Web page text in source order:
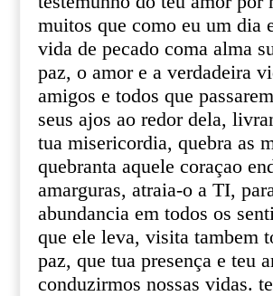
muitos que como eu um dia
vida de pecado coma alma
paz, o amor e a verdadeira
amigos e todos que
seus ajos ao redor dela,
tua misericordia, quebra as
quebranta aquele coraçao
amarguras, atraia-o a TI,
abundancia em todos os
que ele leva, visita tambem
paz, que tua presença e teu
conduzirmos nossas vidas.